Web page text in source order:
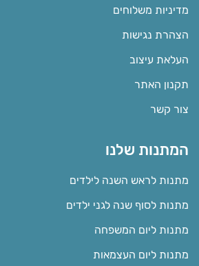
מדיניות משלוחים
הצהרת נגישות
העלאת עיצוב
תקנון האתר
צור קשר
המתנות שלנו
מתנות לראש השנה לילדים
מתנות לסוף שנה לגני ילדים
מתנות ליום המשפחה
מתנות ליום העצמאות